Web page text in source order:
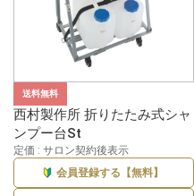
送料無料
西村製作所 折りたたみ式シャ
ンプー台St
定価 : サロン契約後表示
会員登録する【無料】